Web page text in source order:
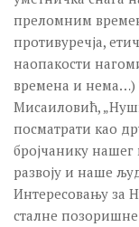
преломним
противуречја,
наопакости
времена и нема…)
Мисаиловић,
посматрати као
бројчанику нашег
развоју и наше
Интересовању за
сталне позоришне